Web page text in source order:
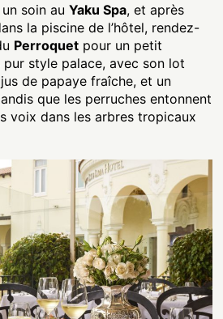
soin au Yaku Spa, et après
la piscine de l’hôtel, rendez-
Perroquetpour un petit
style palace, avec son lot
de papaye fraîche, et un
que les perruches entonnent
voix dans les arbres tropicaux